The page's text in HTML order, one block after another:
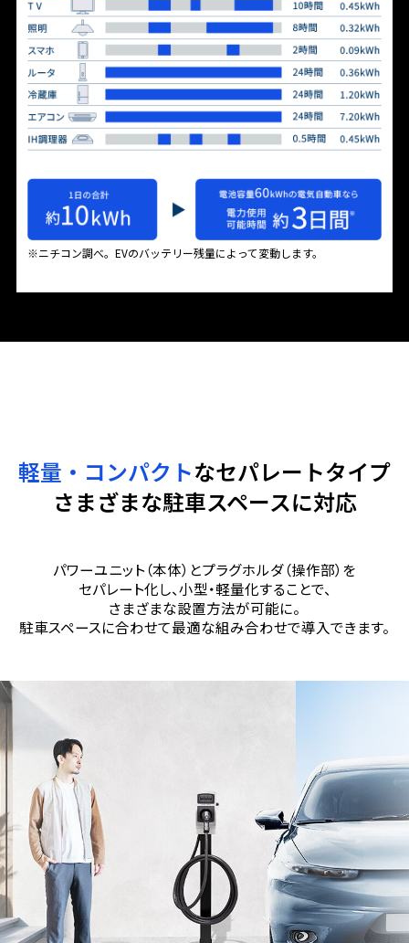
※ニチコン調べ。EVのバッテリー残量によって変動します。
軽量・コンパクトなセパレートタイプ
さまざまな駐車スペースに対応
パワーユニット（本体）とプラグホルダ（操作部）を
セパレート化し、小型・軽量化することで、
さまざまな設置方法が可能に。
駐車スペースに合わせて最適な組み合わせで導入できます。